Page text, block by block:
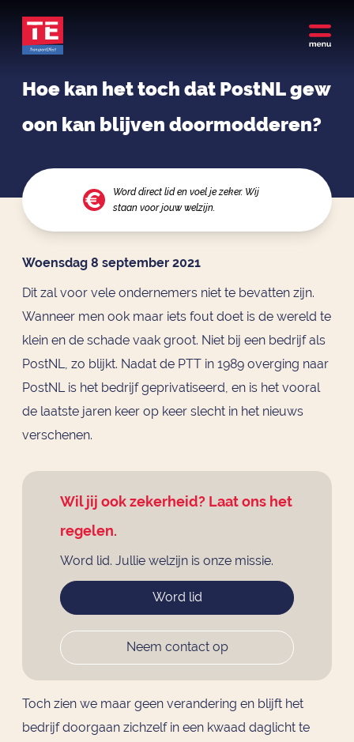
Hoe kan het toch dat PostNL gew
oon kan blijven doormodderen?
Word direct lid en voel je zeker. Wij
staan voor jouw welzijn.
Woensdag 8 september 2021
Dit zal voor vele ondernemers niet te bevatten zijn.
Wanneer men ook maar iets fout doet is de wereld te
klein en de schade vaak groot. Niet bij een bedrijf als
PostNL, zo blijkt. Nadat de PTT in 1989 overging naar
PostNL is het bedrijf geprivatiseerd, en is het vooral
de laatste jaren keer op keer slecht in het nieuws
verschenen.
Wil jij ook zekerheid? Laat ons het
regelen.
Word lid. Jullie welzijn is onze missie.
Word lid
Neem contact op
Toch zien we maar geen verandering en blijft het
bedrijf doorgaan zichzelf in een kwaad daglicht te